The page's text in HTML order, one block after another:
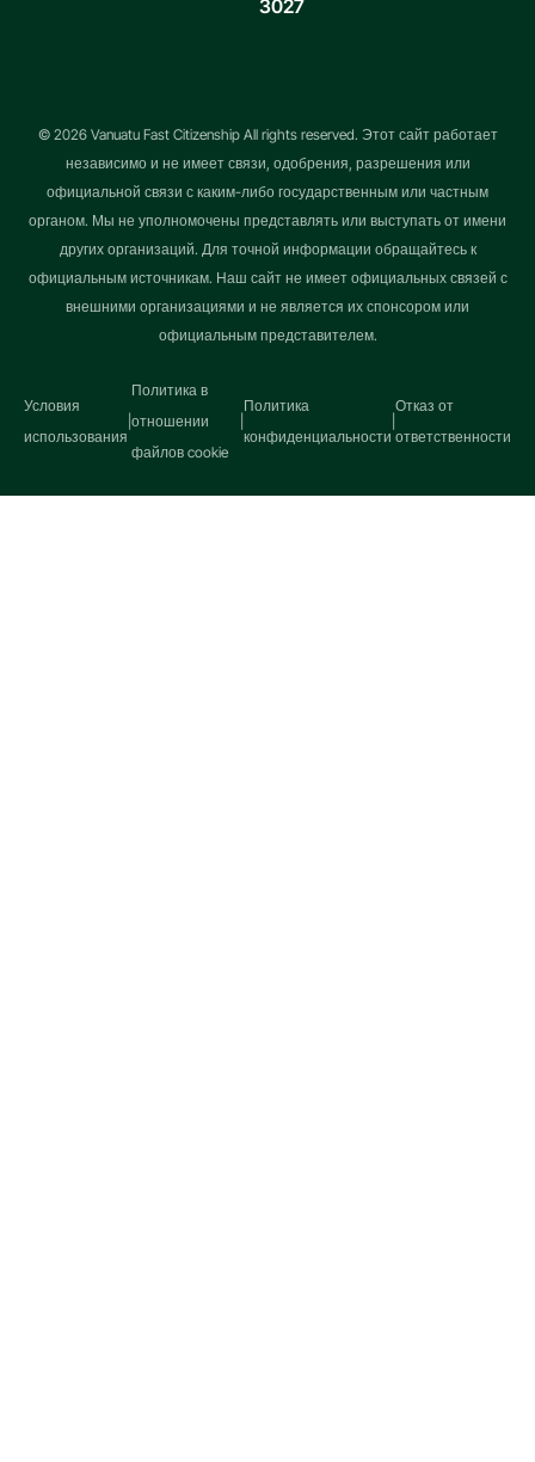
3027
© 2026 Vanuatu Fast Citizenship All rights reserved. Этот сайт работает
независимо и не имеет связи, одобрения, разрешения или
официальной связи с каким-либо государственным или частным
органом. Мы не уполномочены представлять или выступать от имени
других организаций. Для точной информации обращайтесь к
официальным источникам. Наш сайт не имеет официальных связей с
внешними организациями и не является их спонсором или
официальным представителем.
Условия
использования
Политика в
отношении
файлов cookie
Политика
конфиденциальности
Отказ от
ответственности